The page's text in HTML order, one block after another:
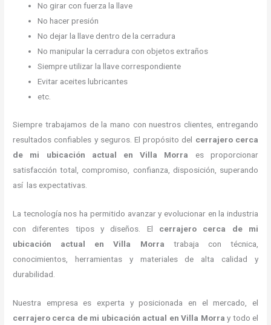
No girar con fuerza la llave
No hacer presión
No dejar la llave dentro de la cerradura
No manipular la cerradura con objetos extraños
Siempre utilizar la llave correspondiente
Evitar aceites lubricantes
etc.
Siempre trabajamos de la mano con nuestros clientes, entregando
resultados confiables y seguros. El propósito del cerrajero cerca
de mi ubicación actual en Villa Morra es proporcionar
satisfacción total, compromiso, confianza, disposición, superando
así las expectativas.
La tecnología nos ha permitido avanzar y evolucionar en la industria
con diferentes tipos y diseños. El cerrajero cerca de mi
ubicación actual en Villa Morra trabaja con técnica,
conocimientos, herramientas y materiales de alta calidad y
durabilidad.
Nuestra empresa es experta y posicionada en el mercado, el
cerrajero cerca de mi ubicación actual en Villa Morra y todo el